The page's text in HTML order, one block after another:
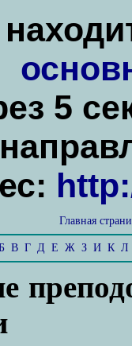
5
Главная
В Г Д Е Ж З И К Л